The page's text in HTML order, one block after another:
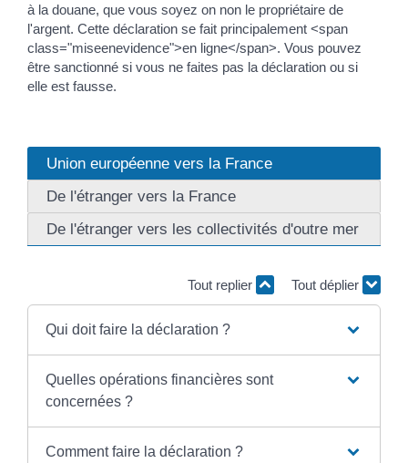
à la douane, que vous soyez on non le propriétaire de
l'argent. Cette déclaration se fait principalement <span
class="miseenevidence">en ligne</span>. Vous pouvez
être sanctionné si vous ne faites pas la déclaration ou si
elle est fausse.
Union européenne vers la France
De l'étranger vers la France
De l'étranger vers les collectivités d'outre mer
Tout replier Tout déplier
Qui doit faire la déclaration ?
Quelles opérations financières sont
concernées ?
Comment faire la déclaration ?